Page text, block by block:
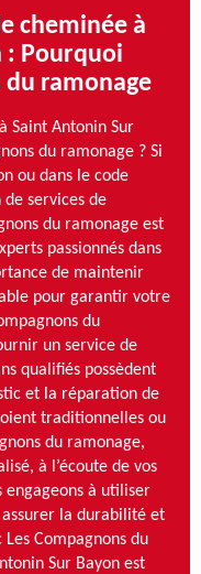
cheminée à
: Pourquoi
du ramonage
Saint Antonin Sur
du ramonage ? Si
ou dans le code
de services de
du ramonage est
passionnés dans
de maintenir
pour garantir votre
du
un service de
qualifiés possèdent
et la réparation de
traditionnelles ou
du ramonage,
à l’écoute de vos
engageons à utiliser
la durabilité et
Compagnons du
Sur Bayon est